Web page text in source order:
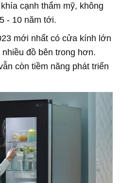
cạnh thẩm mỹ, không
- 10 năm tới.
mới nhất có cửa kính lớn
đồ bên trong hơn.
còn tiềm năng phát triển